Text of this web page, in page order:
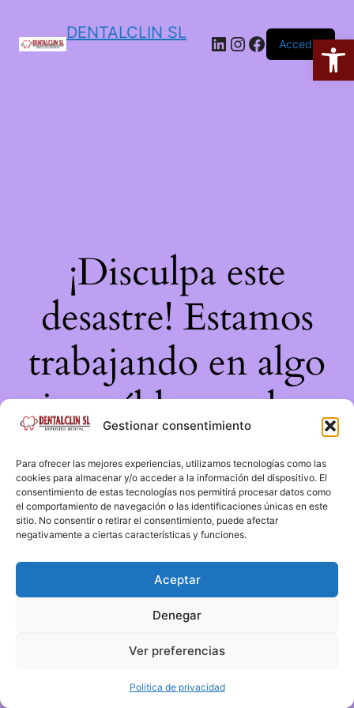
Gestionar consentimiento
Para ofrecer las mejores experiencias, utilizamos tecnologías como las
cookies para almacenar y/o acceder a la información del dispositivo. El
consentimiento de estas tecnologías nos permitirá procesar datos como
el comportamiento de navegación o las identificaciones únicas en este
sitio. No consentir o retirar el consentimiento, puede afectar
negativamente a ciertas características y funciones.
Aceptar
Denegar
Ver preferencias
Política de privacidad
DENTALCLIN SL
Acceder
¡Disculpa este
desastre! Estamos
trabajando en algo
increíble, ¡vuelve
pronto!